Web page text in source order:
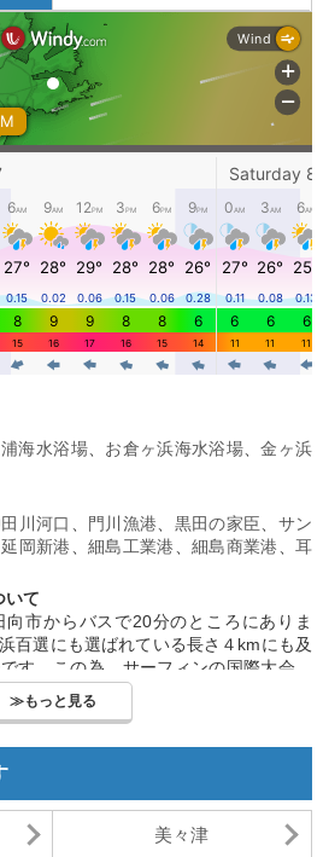
海水浴場、 お倉ヶ浜海水浴場 、金ヶ浜
川河口 門川漁港 黒田の家臣
サン
延岡新港 細島工業港 、細島商業港 、耳
いて
市からバスで20分のところにありま
百選にも選ばれている長さ４kmにも及
す。この為、サーフィンの国際大会で
国屈指のサーフポイントとなっていま
されているので、サーフィンを楽しめ
しめます。
らも日向市からバスで20分のところに
族連れも安心して海に入ることが出来
もあり、団体客は特に楽しめるビーチ
のところに、馬ヶ背というリアス式海
≫もっと見る
美々津